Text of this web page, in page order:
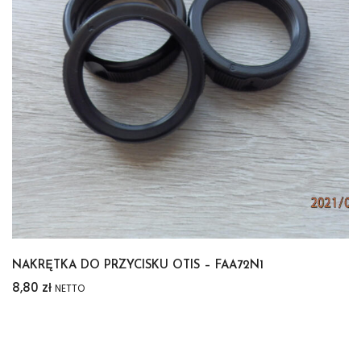
NAKRĘTKA DO PRZYCISKU OTIS – FAA72N1
8,80 zł NETTO